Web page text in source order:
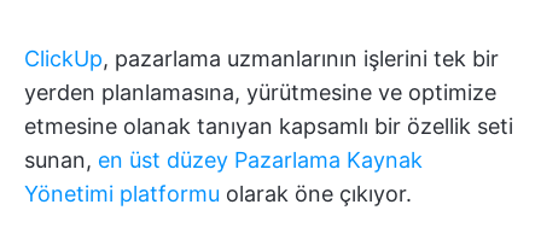
ClickUp, pazarlama uzmanlarının işlerini tek bir
yerden planlamasına, yürütmesine ve optimize
etmesine olanak tanıyan kapsamlı bir özellik seti
sunan, en üst düzey Pazarlama Kaynak
Yönetimi platformu olarak öne çıkıyor.